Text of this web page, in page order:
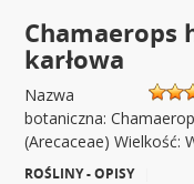
Chamaerops
karłowa
Nazwa
botaniczna:
(Arecaceae) Wielkość:
ROŚLINY - OPISY